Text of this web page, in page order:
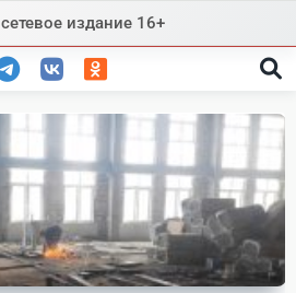
сетевое издание 16+